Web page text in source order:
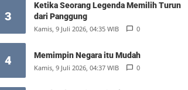
3
Ketika Seorang Legenda Memilih Turun
dari Panggung
Kamis, 9 Juli 2026, 04:35 WIB 0
4 Memimpin Negara itu Mudah
Kamis, 9 Juli 2026, 04:37 WIB 0